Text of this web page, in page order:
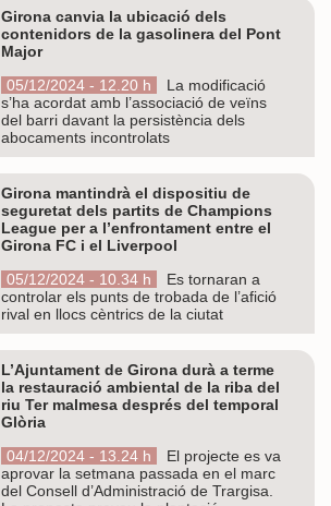
Girona canvia la ubicació dels
contenidors de la gasolinera del Pont
Major
05/12/2024 - 12.20 h
La modificació
s’ha acordat amb l’associació de veïns
del barri davant la persistència dels
abocaments incontrolats
Girona mantindrà el dispositiu de
seguretat dels partits de Champions
League per a l’enfrontament entre el
Girona FC i el Liverpool
05/12/2024 - 10.34 h
Es tornaran a
controlar els punts de trobada de l’afició
rival en llocs cèntrics de la ciutat
L’Ajuntament de Girona durà a terme
la restauració ambiental de la riba del
riu Ter malmesa després del temporal
Glòria
04/12/2024 - 13.24 h
El projecte es va
aprovar la setmana passada en el marc
del Consell d’Administració de Trargisa.